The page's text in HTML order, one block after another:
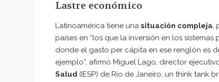
Lastre económico
Latinoamérica tiene una situación compleja,
países en “los que la inversión en los
donde el gasto per cápita en ese renglón es
ejemplo”, afirmó Miguel Lago, director
Salud (IESP) de Río de Janeiro, un think tank